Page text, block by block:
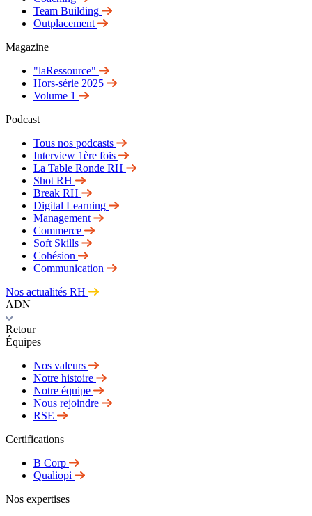
Team Building
Outplacement
Magazine
"laRessource"
Hors-série 2025
Volume 1
Podcast
Tous nos podcasts
Interview 1ère fois
La Table Ronde RH
Shot RH
Break RH
Digital Learning
Management
Commerce
Soft Skills
Cohésion
Communication
Nos actualités RH
ADN
Retour
Équipes
Nos valeurs
Notre histoire
Notre équipe
Nous rejoindre
RSE
Certifications
B Corp
Qualiopi
Nos expertises